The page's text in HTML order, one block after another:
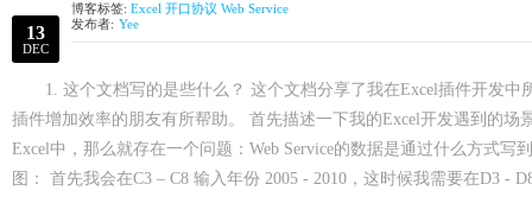
13
DEC
发布者: Yee
博客标签: Excel 开口协议 Web Service
1. 这个文档写的是些什么？ 这个文档分享了我在Excel插件开发
插件增加效率的朋友有所帮助。 首先描述一下我的Excel开发遇到的场
Excel中，那么就存在一个问题：Web Service的数据是通过什么方式
图： 首先我会在C3 – C8 输入年份 2005 - 2010，这时候我需要在D3 -